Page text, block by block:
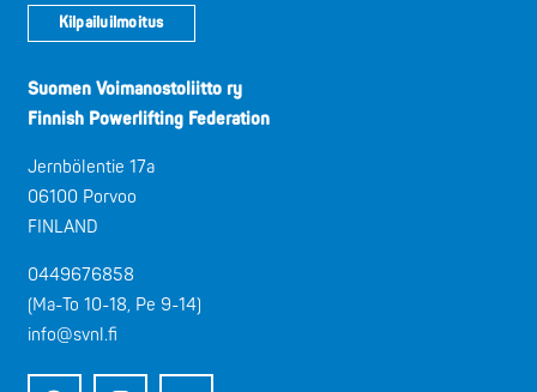
Kilpailuilmoitus
Suomen Voimanostoliitto ry
Finnish Powerlifting Federation
Jernbölentie 17a
06100 Porvoo
FINLAND
0449676858
(Ma-To 10-18, Pe 9-14)
info@svnl.fi